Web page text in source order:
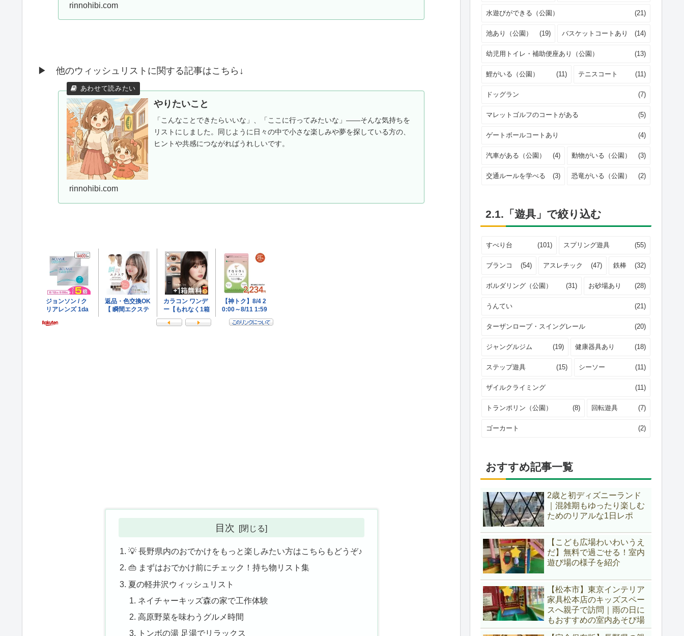
rinnohibi.com
▶ 他のウィッシュリストに関する記事はこちら↓
やりたいこと
「こんなことできたらいいな」、「ここに行ってみたいな」——そんな気持ちを
リストにしました。同じように日々の中で小さな楽しみや夢を探している方の、
ヒントや共感につながればうれしいです。
rinnohibi.com
目次
💡 長野県内のおでかけをもっと楽しみたい方はこちらもどうぞ♪
👜 まずはおでかけ前にチェック！持ち物リスト集
夏の軽井沢ウィッシュリスト
ネイチャーキッズ森の家で工作体験
高原野菜を味わうグルメ時間
トンボの湯 足湯でリラックス
水遊びができる（公園） (21)
池あり（公園） (19) バスケットコートあり (14)
幼児用トイレ・補助便座あり（公園） (13)
鯉がいる（公園） (11) テニスコート (11)
ドッグラン (7)
マレットゴルフのコートがある (5)
ゲートボールコートあり (4)
汽車がある（公園） (4) 動物がいる（公園） (3)
交通ルールを学べる (3) 恐竜がいる（公園） (2)
2.1.「遊具」で絞り込む
すべり台 (101) スプリング遊具 (55)
ブランコ (54) アスレチック (47) 鉄棒 (32)
ボルダリング（公園） (31) お砂場あり (28)
うんてい (21)
ターザンロープ・スイングレール (20)
ジャングルジム (19) 健康器具あり (18)
ステップ遊具 (15) シーソー (11)
ザイルクライミング (11)
トランポリン（公園） (8) 回転遊具 (7)
ゴーカート (2)
おすすめ記事一覧
2歳と初ディズニーランド
｜混雑期もゆったり楽しむ
ためのリアルな1日レポ
【こども広場わいわいうえ
だ】無料で過ごせる！室内
遊び場の様子を紹介
【松本市】東京インテリア
家具松本店のキッズスペー
スへ親子で訪問｜雨の日に
もおすすめの室内あそび場